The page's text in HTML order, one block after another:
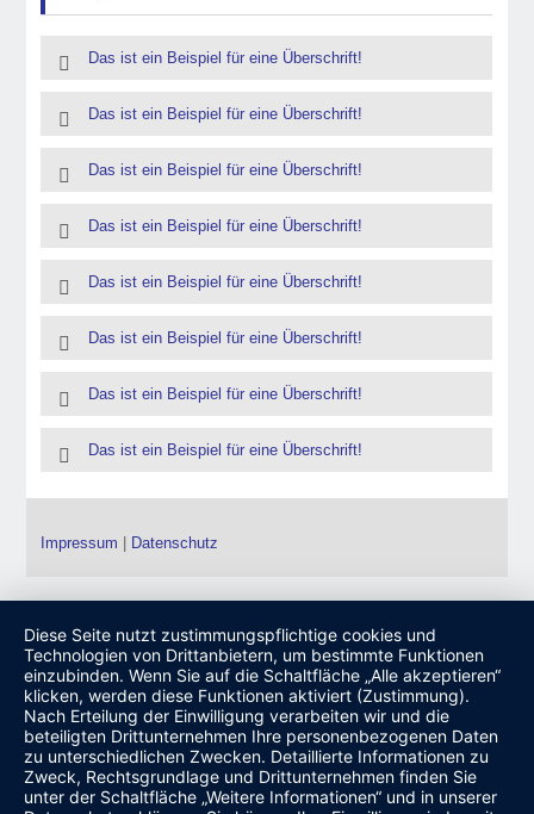
Das ist ein Beispiel für eine Überschrift!
Das ist ein Beispiel für eine Überschrift!
Das ist ein Beispiel für eine Überschrift!
Das ist ein Beispiel für eine Überschrift!
Das ist ein Beispiel für eine Überschrift!
Das ist ein Beispiel für eine Überschrift!
Das ist ein Beispiel für eine Überschrift!
Das ist ein Beispiel für eine Überschrift!
Impressum Datenschutz
Diese Seite nutzt zustimmungspflichtige cookies und
Technologien von Drittanbietern, um bestimmte Funktionen
einzubinden. Wenn Sie auf die Schaltfläche „Alle akzeptieren“
klicken, werden diese Funktionen aktiviert (Zustimmung).
Nach Erteilung der Einwilligung verarbeiten wir und die
beteiligten Drittunternehmen Ihre personenbezogenen Daten
zu unterschiedlichen Zwecken. Detaillierte Informationen zu
Zweck, Rechtsgrundlage und Drittunternehmen finden Sie
unter der Schaltfläche „Weitere Informationen“ und in unserer